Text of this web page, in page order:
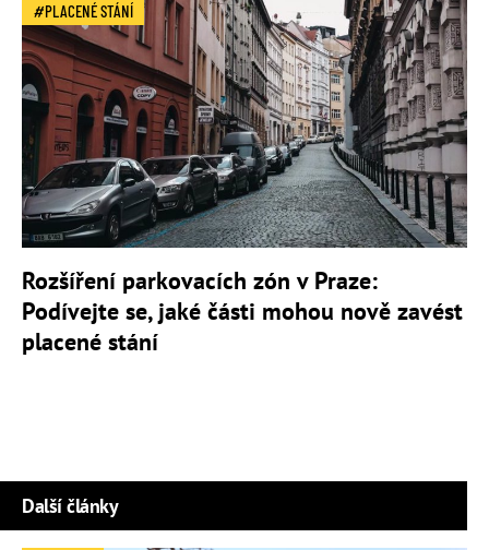
PLACENÉ STÁNÍ
Rozšíření parkovacích zón v Praze:
Podívejte se, jaké části mohou nově zavést
placené stání
Další články